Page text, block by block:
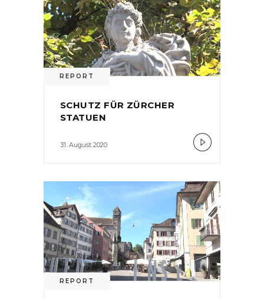
REPORT
SCHUTZ FÜR ZÜRCHER
STATUEN
31. August 2020
REPORT